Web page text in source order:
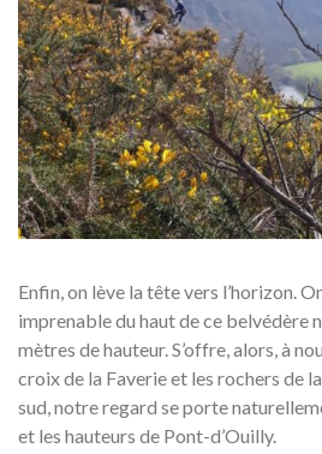
Enfin, on lève la tête vers l’horizon.
imprenable du haut de ce belvédère
mètres de hauteur. S’offre, alors, à
croix de la Faverie et les rochers de
sud, notre regard se porte
et les hauteurs de Pont-d’Ouilly.